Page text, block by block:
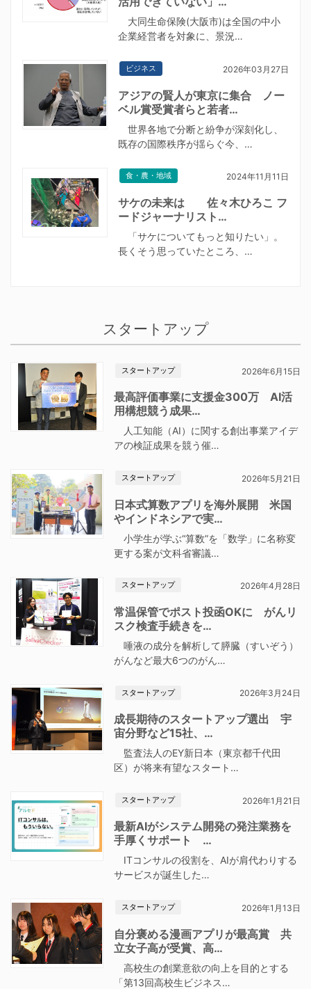
大同生命保険(大阪市)は全国の中小
企業経営者を対象に、景況…
ビジネス 2026年03月27日
アジアの賢人が東京に集合 ノー
ベル賞受賞者らと若者…
世界各地で分断と紛争が深刻化し、
既存の国際秩序が揺らぐ今、…
食・農・地域 2024年11月11日
サケの未来は 佐々木ひろこ フ
ードジャーナリスト…
「サケについてもっと知りたい」。
長くそう思っていたところ、…
スタートアップ
スタートアップ 2026年6月15日
最高評価事業に支援金300万 AI活
用構想競う成果…
人工知能（AI）に関する創出事業アイデ
アの検証成果を競う催…
スタートアップ 2026年5月21日
日本式算数アプリを海外展開 米国
やインドネシアで実…
小学生が学ぶ“算数”を「数学」に名称変
更する案が文科省審議…
スタートアップ 2026年4月28日
常温保管でポスト投函OKに がんリ
スク検査手続きを…
唾液の成分を解析して膵臓（すいぞう）
がんなど最大6つのがん…
スタートアップ 2026年3月24日
成長期待のスタートアップ選出 宇
宙分野など15社、…
監査法人のEY新日本（東京都千代田
区）が将来有望なスタート…
スタートアップ 2026年1月21日
最新AIがシステム開発の発注業務を
手厚くサポート …
ITコンサルの役割を、AIが肩代わりする
サービスが誕生した…
スタートアップ 2026年1月13日
自分褒める漫画アプリが最高賞 共
立女子高が受賞、高…
高校生の創業意欲の向上を目的とする
「第13回高校生ビジネス…